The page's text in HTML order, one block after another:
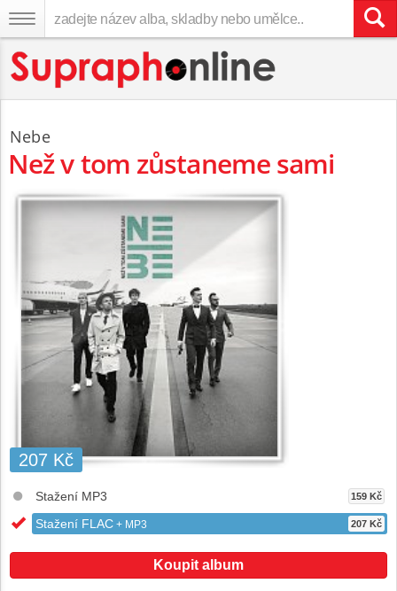
Nebe
Než v tom zůstaneme sami
207 Kč
Stažení MP3 159 Kč
Stažení FLAC + MP3 207 Kč
Koupit album